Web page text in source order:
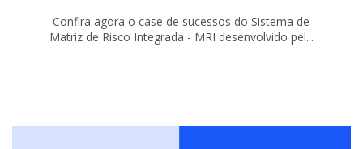
Confira agora o case de sucessos do Sistema de
Matriz de Risco Integrada - MRI desenvolvido pel...